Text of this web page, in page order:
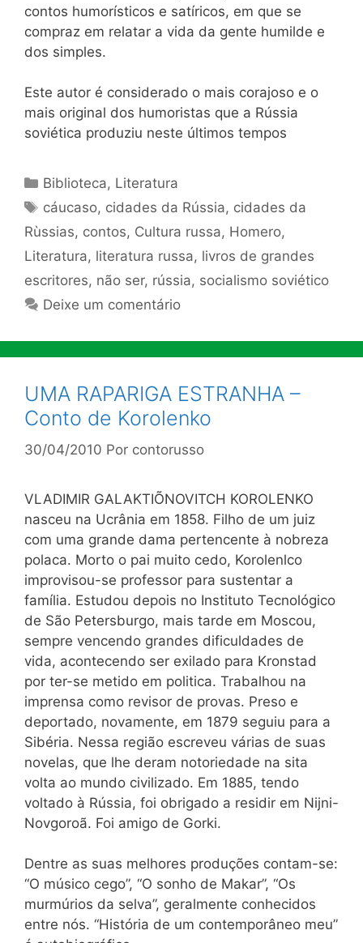
contos humorísticos e satíricos, em que se
compraz em rela­tar a vida da gente humilde e
dos simples.
Este autor é considerado o mais corajoso e o
mais original dos humoristas que a Rússia
soviética produziu neste últimos tempos
Categorias
Biblioteca, Literatura
Tags
cáucaso, cidades da Rússia, cidades da
Rùssias, contos, Cultura russa, Homero,
Literatura, literatura russa, livros de grandes
escritores, não ser, rússia, socialismo soviético
Deixe um comentário
UMA RAPARIGA ESTRANHA –
Conto de Korolenko
30/04/2010 Por contorusso
VLADIMIR GALAKTIÕNOVITCH KOROLENKO
nasceu na Ucrânia em 1858. Filho de um juiz
com uma grande dama pertencente à nobreza
polaca. Morto o pai muito cedo, Korolenlco
improvisou-se professor para sustentar a
família. Estudou depois no Instituto Tecnológico
de São Petersburgo, mais tarde em Moscou,
sempre vencendo grandes dificuldades de
vida, acontecendo ser exilado para Kronstad
por ter-se metido em politica. Trabalhou na
imprensa como revisor de provas. Preso e
deportado, novamente, em 1879 seguiu para a
Sibéria. Nessa região escreveu várias de suas
novelas, que lhe deram notoriedade na sita
volta ao mundo civilizado. Em 1885, tendo
voltado à Rússia, foi obrigado a residir em Nijni-
Novgoroã. Foi amigo de Gorki.
Dentre as suas melhores produções contam-se:
“O músico cego”, “O sonho de Makar”, “Os
murmúrios da selva”, geralmente conhecidos
entre nós. “História de um contemporâneo meu”